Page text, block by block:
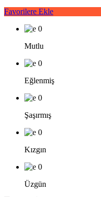
Favorilere Ekle
0
Mutlu
0
Eğlenmiş
0
Şaşırmış
0
Kızgın
0
Üzgün